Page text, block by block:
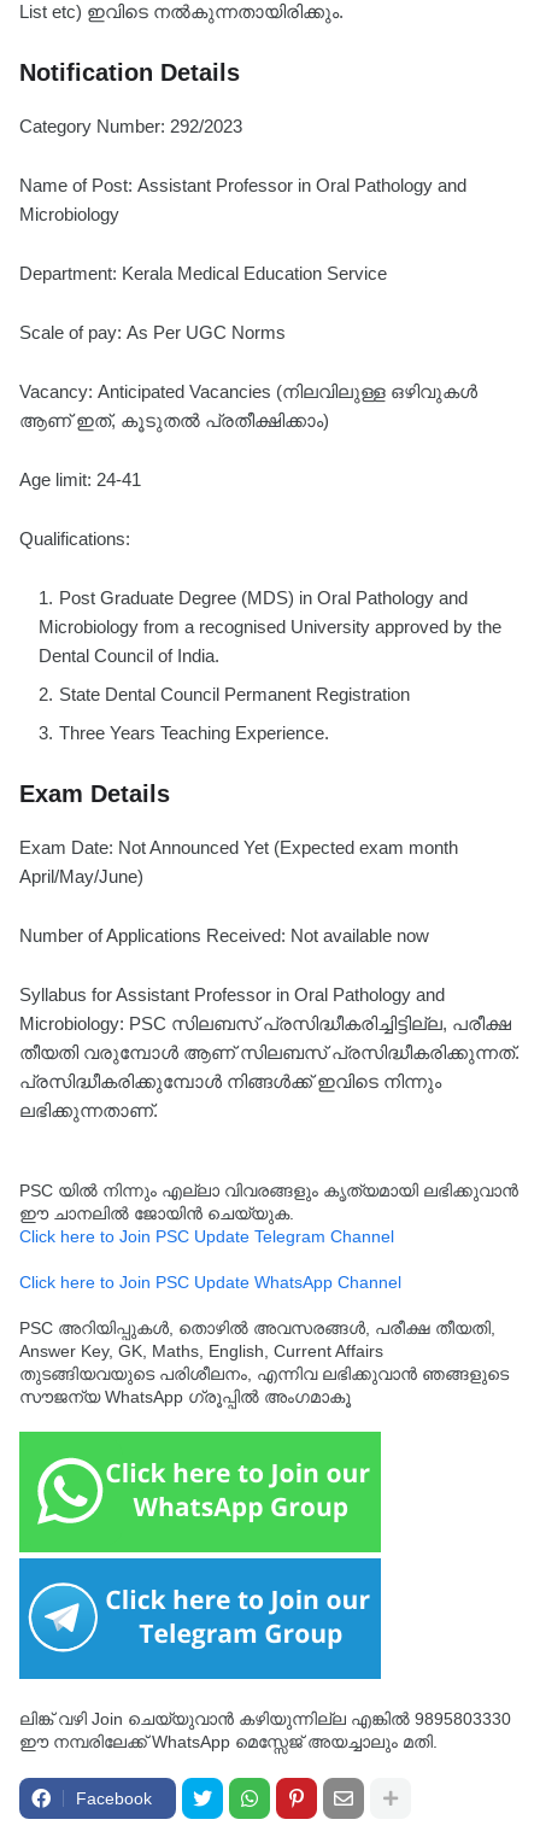
List etc) ഇവിടെ നൽകുന്നതായിരിക്കും.
Notification Details
Category Number: 292/2023
Name of Post: Assistant Professor in Oral Pathology and
Microbiology
Department: Kerala Medical Education Service
Scale of pay: As Per UGC Norms
Vacancy: Anticipated Vacancies (നിലവിലുള്ള ഒഴിവുകൾ
ആണ് ഇത്, കൂടുതൽ പ്രതീക്ഷിക്കാം)
Age limit: 24-41
Qualifications:
Post Graduate Degree (MDS) in Oral Pathology and
Microbiology from a recognised University approved by the
Dental Council of India.
State Dental Council Permanent Registration
Three Years Teaching Experience.
Exam Details
Exam Date: Not Announced Yet (Expected exam month
April/May/June)
Number of Applications Received: Not available now
Syllabus for Assistant Professor in Oral Pathology and
Microbiology: PSC സിലബസ് പ്രസിദ്ധീകരിച്ചിട്ടില്ല, പരീക്ഷ
തീയതി വരുമ്പോൾ ആണ് സിലബസ് പ്രസിദ്ധീകരിക്കുന്നത്.
പ്രസിദ്ധീകരിക്കുമ്പോൾ നിങ്ങൾക്ക് ഇവിടെ നിന്നും
ലഭിക്കുന്നതാണ്.
PSC യിൽ നിന്നും എല്ലാ വിവരങ്ങളും കൃത്യമായി ലഭിക്കുവാൻ
ഈ ചാനലിൽ ജോയിൻ ചെയ്യുക.
Click here to Join PSC Update Telegram Channel
Click here to Join PSC Update WhatsApp Channel
PSC അറിയിപ്പുകൾ, തൊഴിൽ അവസരങ്ങൾ, പരീക്ഷ തീയതി,
Answer Key, GK, Maths, English, Current Affairs
തുടങ്ങിയവയുടെ പരിശീലനം, എന്നിവ ലഭിക്കുവാൻ ഞങ്ങളുടെ
സൗജന്യ WhatsApp ഗ്രൂപ്പിൽ അംഗമാകൂ
ലിങ്ക് വഴി Join ചെയ്യുവാൻ കഴിയുന്നില്ല എങ്കിൽ 9895803330
ഈ നമ്പരിലേക്ക് WhatsApp മെസ്സേജ് അയച്ചാലും മതി.
Facebook